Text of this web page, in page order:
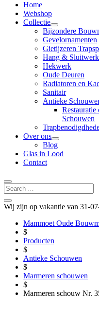
Home
Webshop
Collectie
Bijzondere
Gevelornamenten
Gietijzeren
Hang & Sluitwerk
Hekwerk
Oude Deuren
Radiatoren en
Sanitair
Antieke
Schouwen
Over ons
Blog
Glas in Lood
Contact
Wij zijn op vakantie van 31-
Mammoet Oude
$
Producten
$
Antieke Schouwen
$
Marmeren schouwen
$
Marmeren schouw Nr.